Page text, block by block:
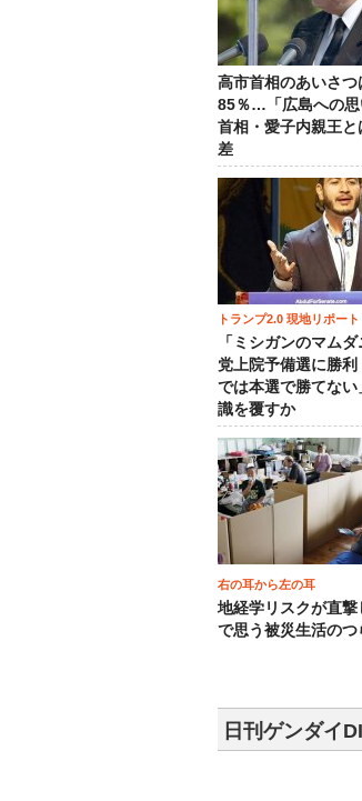
高市首相のあいさつ
85％…「広島への思
首相・愛子内親王と
差
トランプ2.0 現地リポート
「ミシガンのマム
党上院予備選に勝
では本選で勝てない
識を覆すか
右の耳から左の耳
地経学リスクが直撃
で思う被災生活のつ
日刊ゲンダイ